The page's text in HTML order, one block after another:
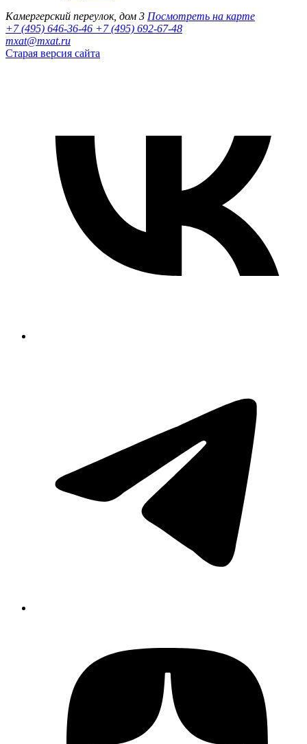
Камергерский переулок, дом 3 Посмотреть на карте
+7 (495) 646-36-46 +7 (495) 692-67-48‬
mxat@mxat.ru
Старая версия сайта